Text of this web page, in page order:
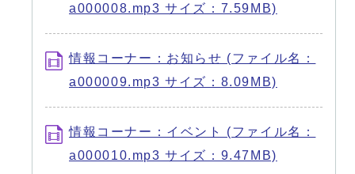
a000008.mp3 サイズ：7.59MB)
情報コーナー：お知らせ (ファイル名：
a000009.mp3 サイズ：8.09MB)
情報コーナー：イベント (ファイル名：
a000010.mp3 サイズ：9.47MB)